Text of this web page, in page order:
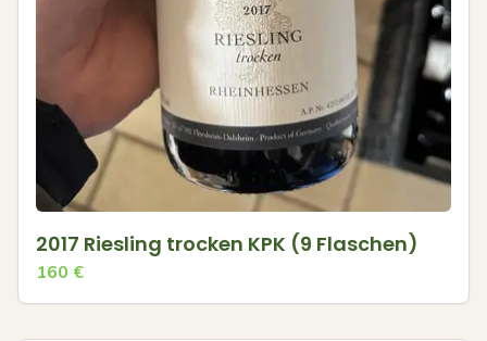
2017 Riesling trocken KPK (9 Flaschen)
160 €